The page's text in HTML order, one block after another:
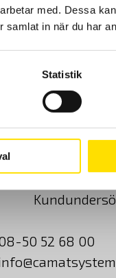
med. Dessa
samlat in när du har
Statistik
V-block
LÄS MER
50 52 68 00